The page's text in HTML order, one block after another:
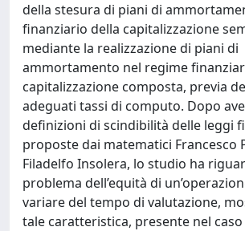
della stesura di piani di
finanziario della capitalizzazione
mediante la realizzazione di piani di
ammortamento nel regime
capitalizzazione composta, previa
adeguati tassi di computo. Dopo
definizioni di scindibilità delle leggi
proposte dai matematici Francesco
Filadelfo Insolera, lo studio ha
problema dell’equità di
variare del tempo di valutazione,
tale caratteristica, presente nel